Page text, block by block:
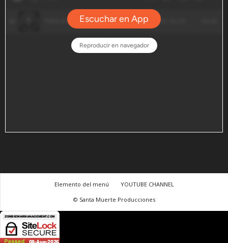
Elemento del menú
YOUTUBE CHANNEL
© Santa Muerte Producciones